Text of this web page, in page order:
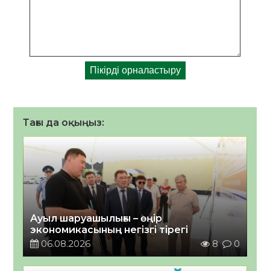
Тағы да оқыңыз:
Ауыл шаруашылығы – өңір
экономикасының негізгі тірегі
06.08.2026
8 0